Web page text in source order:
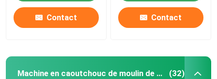
Contact Contact
Machine en caoutchouc de moulin de mélange (32)